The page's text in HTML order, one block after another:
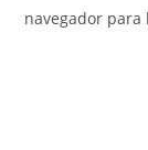
navegador para